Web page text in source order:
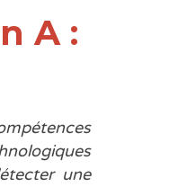
A :
une